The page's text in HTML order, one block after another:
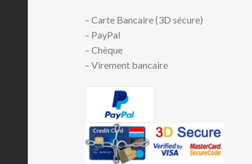
– Carte Bancaire (3D sécure)
– PayPal
– Chèque
– Virement bancaire